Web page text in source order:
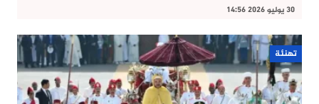
30 يوليو 2026 14:56
تهنئة